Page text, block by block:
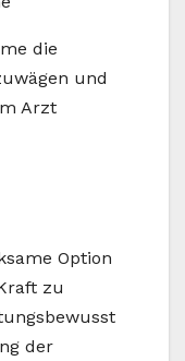
die
und
Arzt
Option
zu
der